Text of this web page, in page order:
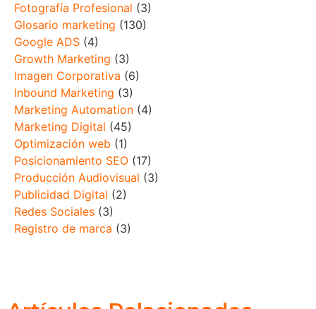
Fotografía Profesional (3)
Glosario marketing (130)
Google ADS (4)
Growth Marketing (3)
Imagen Corporativa (6)
Inbound Marketing (3)
Marketing Automation (4)
Marketing Digital (45)
Optimización web (1)
Posicionamiento SEO (17)
Producción Audiovisual (3)
Publicidad Digital (2)
Redes Sociales (3)
Registro de marca (3)